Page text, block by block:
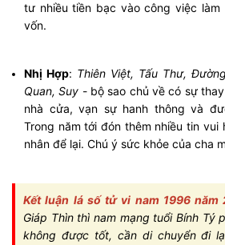
tư nhiều tiền bạc vào công việc
vốn.
Nhị Hợp: Thiên Việt, Tấu Thư,
Quan, Suy - bộ sao chủ về có sự
nhà cửa, vạn sự hanh thông và
Trong năm tới đón thêm nhiều tin vui
nhân để lại. Chú ý sức khỏe của cha
Kết luận lá số tử vi nam 1996 năm
Giáp Thìn thì nam mạng tuổi Bính Tý
không được tốt, cần di chuyển đi